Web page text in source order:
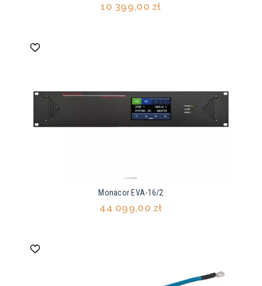
10 399,00 zł
Monacor EVA-16/2
44 099,00 zł